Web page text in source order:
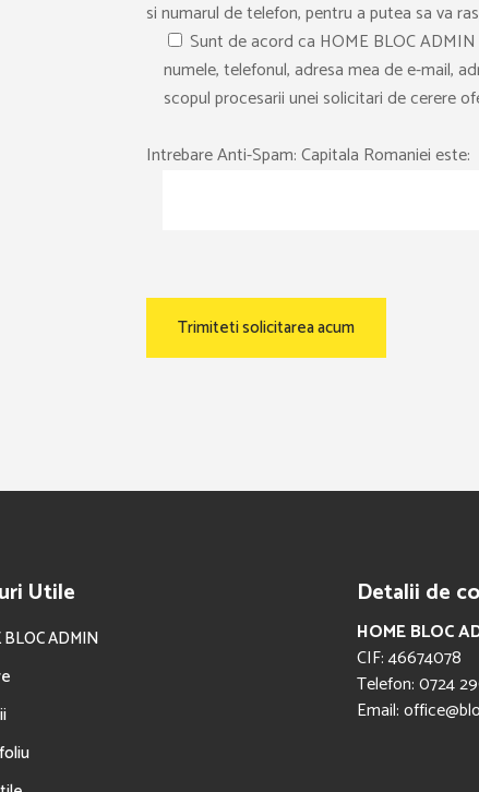
si numarul de telefon, pentru a putea sa va
Sunt de acord ca HOME BLOC
numele, telefonul, adresa mea de e-mail,
scopul procesarii unei solicitari de cerere
Intrebare Anti-Spam: Capitala Romaniei este:
Utile
BLOC ADMIN
Detalii de
HOME BLOC
CIF: 46674078
Telefon: 0724
Email: